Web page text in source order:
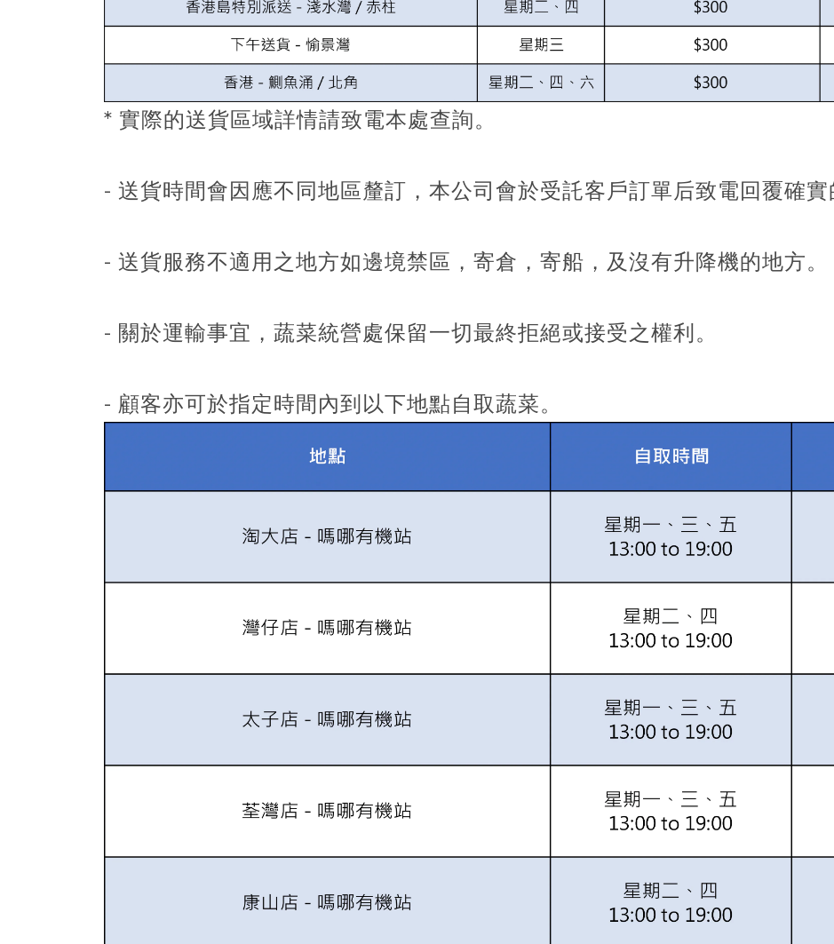
* 實際的送貨區域詳情請致電本處查詢。
- 送貨時間會因應不同地區釐訂，本公司會於受託客戶訂單后致電回覆確實
- 送貨服務不適用之地方如邊境禁區，寄倉，寄船，及沒有升降機的地方。
- 關於運輸事宜，蔬菜統營處保留一切最終拒絕或接受之權利。
- 顧客亦可於指定時間內到以下地點自取蔬菜。